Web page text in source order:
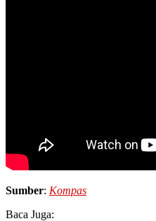
Sumber: Kompas
Baca Juga: